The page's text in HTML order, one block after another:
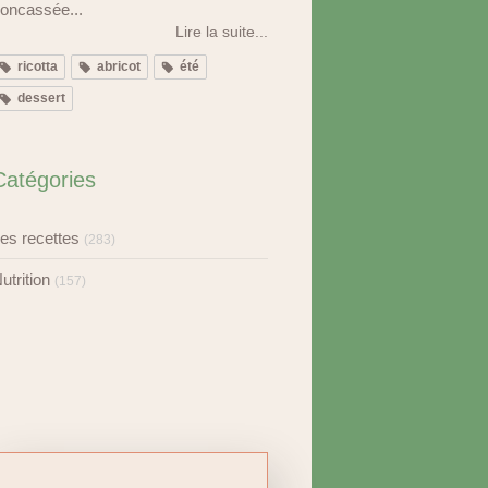
Lire la suite...
ricotta abricot été
dessert
recettes (283)
(157)